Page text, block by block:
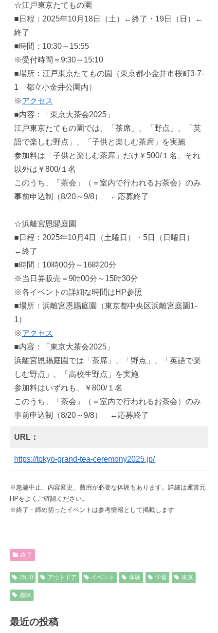
☆江戸東京たてもの園
■日程：2025年10月18日（土）←終了・19日（日）←
終了
■時間：10:30～15:55
※受付時間＝9:30～15:10
■場所：江戸東京たてもの園（東京都小金井市桜町3-7-
1 都立小金井公園内）
※アクセス
■内容：「東京大茶会2025」
江戸東京たてもの園では、「茶席」、「野点」、「英
語で楽しむ野点」、「子供と楽しむ茶席」を実施
参加料は「子供と楽しむ茶席」だけ￥500/１名、それ
以外は￥800/１名
このうち、「茶会」（＝室内で行われるお茶会）のみ
事前申込制（8/20～9/8） ←応募終了
☆浜離宮恩賜庭園
■日程：2025年10月4日（土曜日）・5日（日曜日）
←終了
■時間：10時00分～16時20分
※当日券販売＝9時00分～15時30分
※各イベントの詳細な時間はHP参照
■場所：浜離宮恩賜庭園（東京都中央区浜離宮庭園1-
1）
※アクセス
■内容：「東京大茶会2025」
浜離宮恩賜庭園では「茶席」、「野点」、「英語で楽
しむ野点」、「高校生野点」を実施
参加料はいずれも、￥800/１名
このうち、「茶会」（＝室内で行われるお茶会）のみ
事前申込制（8/20～9/8） ←応募終了
URL：
https://tokyo-grand-tea-ceremony2025.jp/
※急遽中止、内容変更、費用が必要な体験もあります。詳細は運営元
HPをよくご確認ください。
※終了・締め切ったイベントは参考情報として掲載します
終了
2510 アウトドア イベント 体験 学習 東京
趣味
最近の投稿